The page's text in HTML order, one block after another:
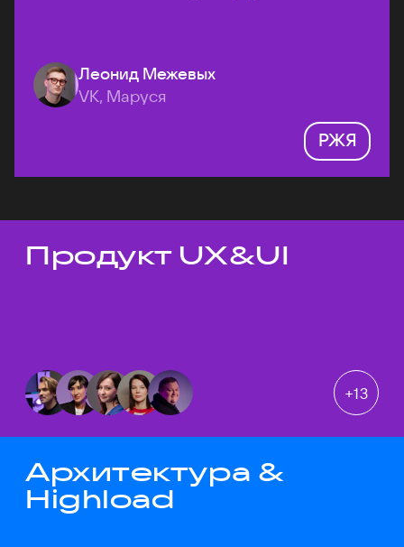
Леонид Межевых
VK, Маруся
РЖЯ
Темы докладов
Продукт UX&UI
+13
Архитектура &
Highload